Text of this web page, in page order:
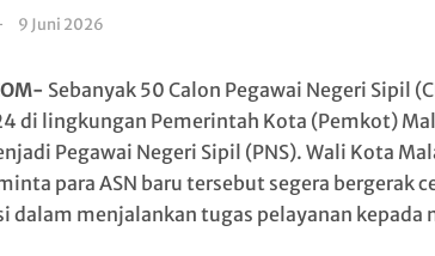
9 Juni 2026
Sebanyak 50 Calon Pegawai Negeri Sipil
di lingkungan Pemerintah Kota (Pemkot)
Pegawai Negeri Sipil (PNS). Wali Kota
para ASN baru tersebut segera bergerak
dalam menjalankan tugas pelayanan kepada